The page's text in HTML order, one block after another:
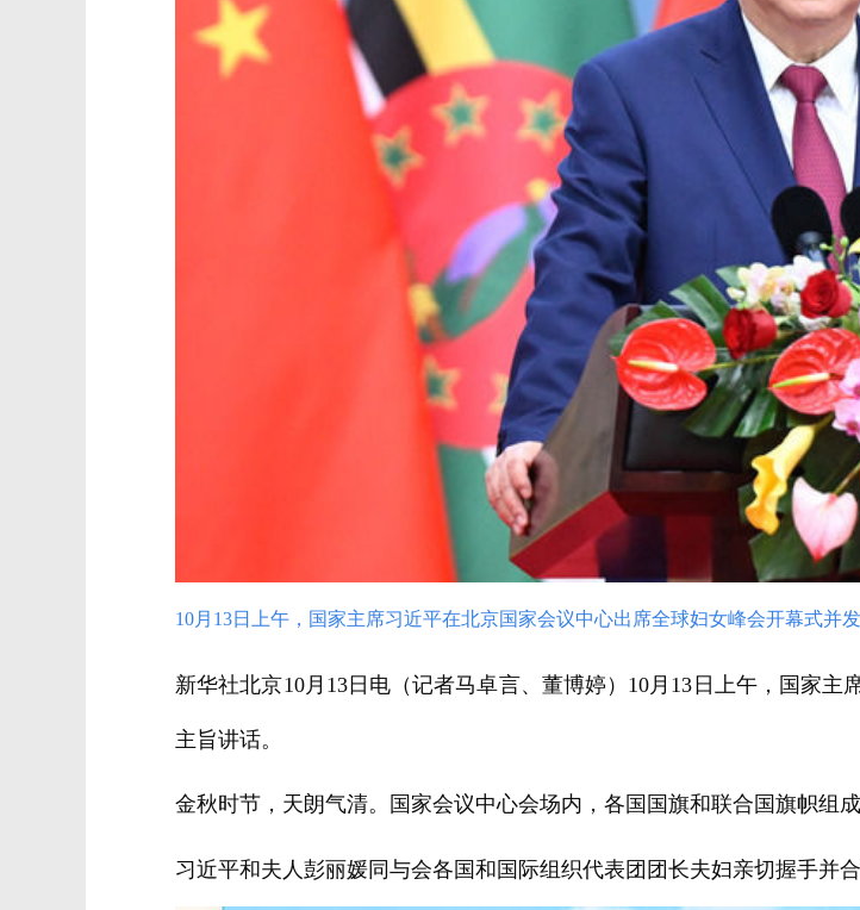
10月13日上午，国家主席习近平在北京国家会议中心出席全球妇女峰会开幕式并
新华社北京10月13日电（记者马卓言、董博婷）10月13日上午，国家
主旨讲话。
金秋时节，天朗气清。国家会议中心会场内，各国国旗和联合国旗帜组成
习近平和夫人彭丽媛同与会各国和国际组织代表团团长夫妇亲切握手并合